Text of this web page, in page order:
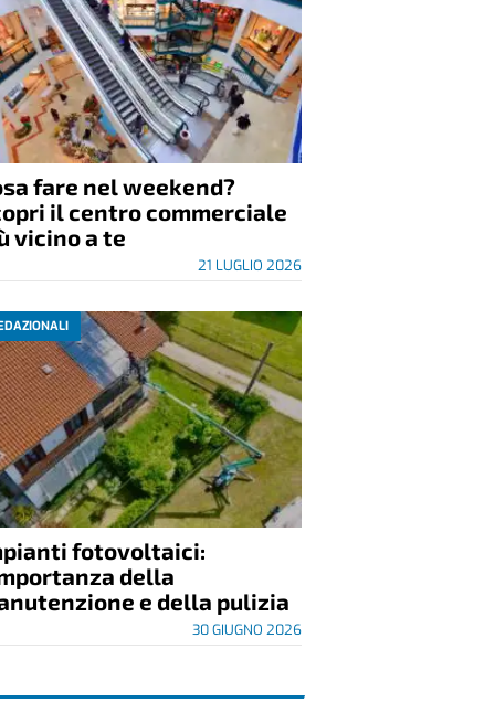
fare nel weekend?
il centro commerciale
vicino a te
21 LUGLIO 2026
fotovoltaici:
della
e della pulizia
30 GIUGNO 2026